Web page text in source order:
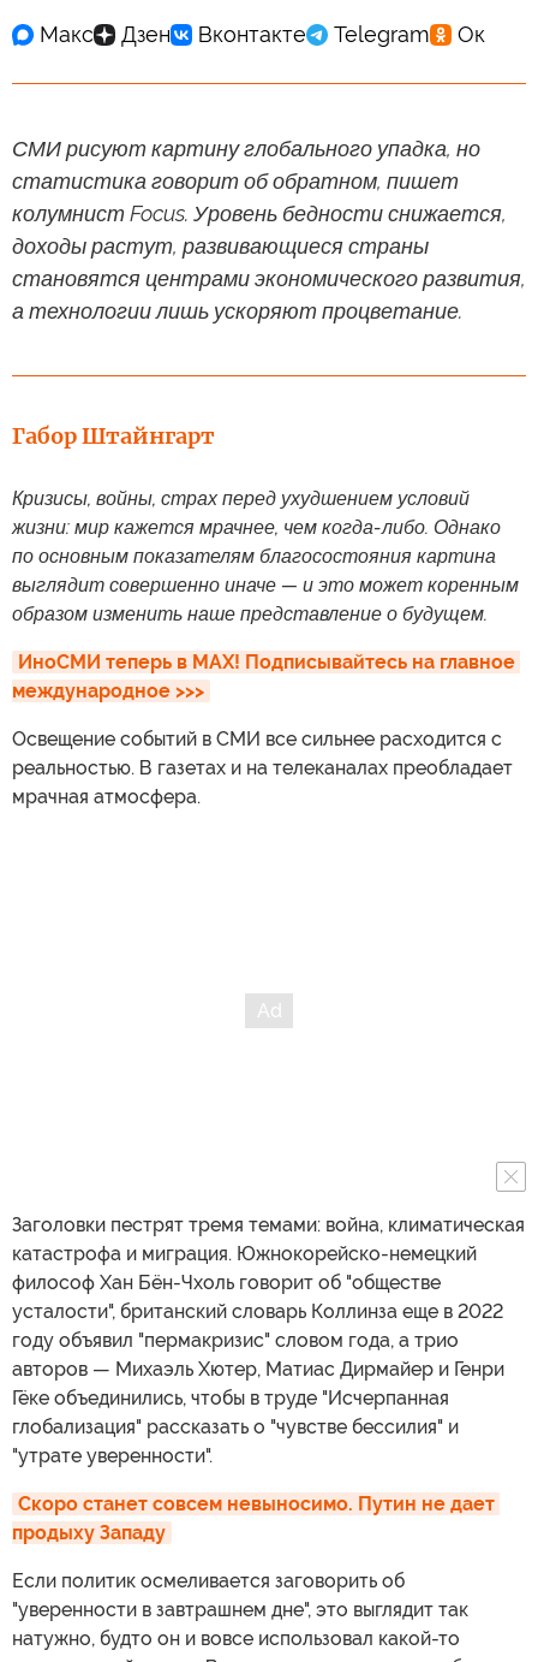
СМИ рисуют картину глобального упадка, но
статистика говорит об обратном, пишет
колумнист Focus. Уровень бедности снижается,
доходы растут, развивающиеся страны
становятся центрами экономического развития,
а технологии лишь ускоряют процветание.
Габор Штайнгарт
Кризисы, войны, страх перед ухудшением условий
жизни: мир кажется мрачнее, чем когда-либо. Однако
по основным показателям благосостояния картина
выглядит совершенно иначе — и это может коренным
образом изменить наше представление о будущем.
ИноСМИ теперь в MAX! Подписывайтесь на главное
международное >>>
Освещение событий в СМИ все сильнее расходится с
реальностью. В газетах и на телеканалах преобладает
мрачная атмосфера.
Заголовки пестрят тремя темами: война, климатическая
катастрофа и миграция. Южнокорейско-немецкий
философ Хан Бён-Чхоль говорит об "обществе
усталости", британский словарь Коллинза еще в 2022
году объявил "пермакризис" словом года, а трио
авторов — Михаэль Хютер, Матиас Дирмайер и Генри
Гёке объединились, чтобы в труде "Исчерпанная
глобализация" рассказать о "чувстве бессилия" и
"утрате уверенности".
Скоро станет совсем невыносимо. Путин не дает
продыху Западу
Если политик осмеливается заговорить об
"уверенности в завтрашнем дне", это выглядит так
натужно, будто он и вовсе использовал какой-то